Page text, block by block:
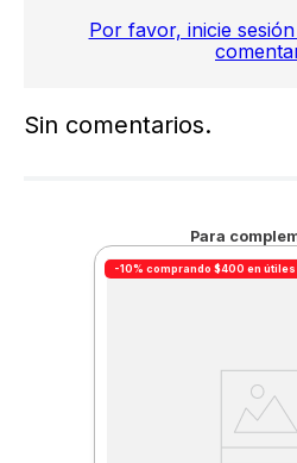
Por favor, inicie
Sin comentarios.
Para
-10% comprando $400 en útiles